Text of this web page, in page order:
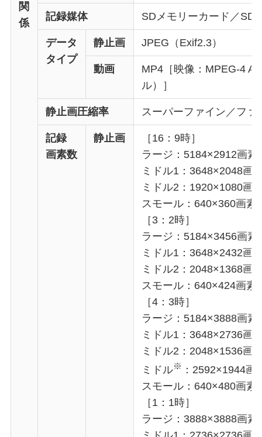
関
係
記録媒体 SDメモリーカード／
データ
タイプ
静止画 JPEG（Exif2.3）
動画
MP4［映像：MPEG-4
ル）］
静止画圧縮率 スーパーファイン／ファ
記録
画素数
静止画
［16：9時］
ラージ：5184×2912画素
ミドル1：3648×2048画
ミドル2：1920×1080画
スモール：640×360画素
［3：2時］
ラージ：5184×3456画素
ミドル1：3648×2432画
ミドル2：2048×1368画
スモール：640×424画素
［4：3時］
ラージ：5184×3888画素
ミドル1：3648×2736画
ミドル2：2048×1536画
ミドル※ ：2592×1944画
スモール：640×480画素
［1：1時］
ラージ：3888×3888画素